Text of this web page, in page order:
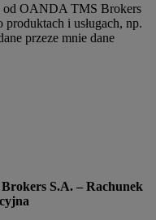
od OANDA TMS Brokers
i usługach, np.
przeze mnie dane
S.A. – Rachunek